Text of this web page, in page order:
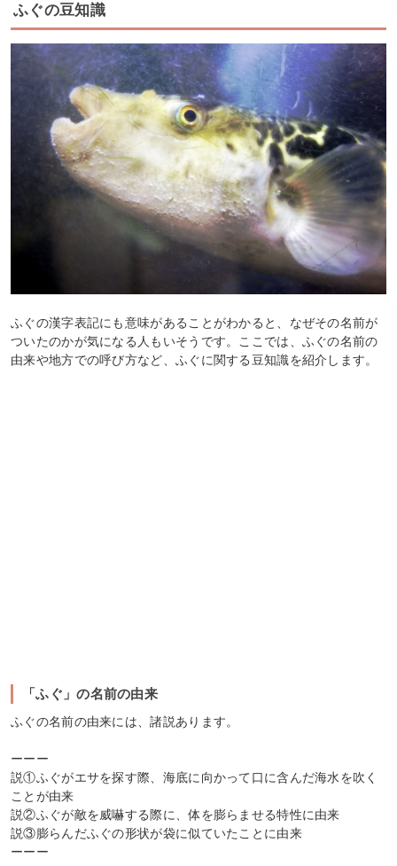
ふぐの豆知識
ふぐの漢字表記にも意味があることがわかると、なぜその名前が
ついたのかが気になる人もいそうです。ここでは、ふぐの名前の
由来や地方での呼び方など、ふぐに関する豆知識を紹介します。
「ふぐ」の名前の由来
ふぐの名前の由来には、諸説あります。
ーーー
説①ふぐがエサを探す際、海底に向かって口に含んだ海水を吹く
ことが由来
説②ふぐが敵を威嚇する際に、体を膨らませる特性に由来
説③膨らんだふぐの形状が袋に似ていたことに由来
ーーー